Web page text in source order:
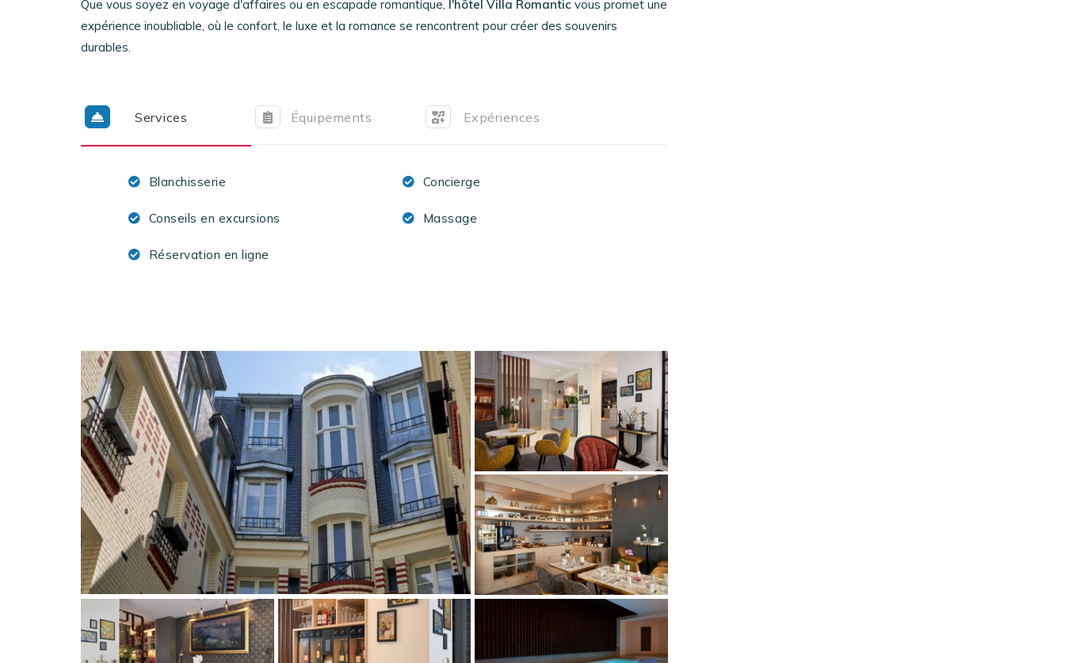
Que vous soyez en voyage d'affaires ou en escapade romantique, l'hôtel Villa Romantic vous promet une
expérience inoubliable, où le confort, le luxe et la romance se rencontrent pour créer des souvenirs
durables.
Services Équipements Expériences
Blanchisserie Concierge
Conseils en excursions Massage
Réservation en ligne